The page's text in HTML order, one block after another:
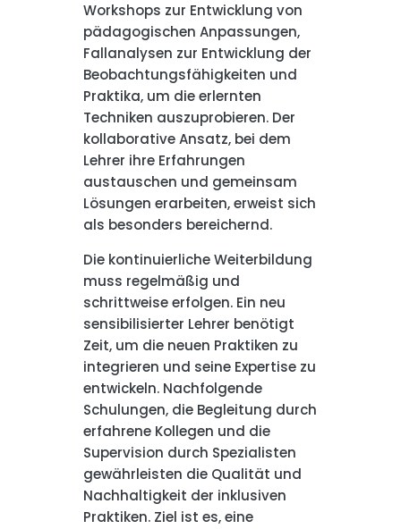
Workshops zur Entwicklung von
pädagogischen Anpassungen,
Fallanalysen zur Entwicklung der
Beobachtungsfähigkeiten und
Praktika, um die erlernten
Techniken auszuprobieren. Der
kollaborative Ansatz, bei dem
Lehrer ihre Erfahrungen
austauschen und gemeinsam
Lösungen erarbeiten, erweist sich
als besonders bereichernd.
Die kontinuierliche Weiterbildung
muss regelmäßig und
schrittweise erfolgen. Ein neu
sensibilisierter Lehrer benötigt
Zeit, um die neuen Praktiken zu
integrieren und seine Expertise zu
entwickeln. Nachfolgende
Schulungen, die Begleitung durch
erfahrene Kollegen und die
Supervision durch Spezialisten
gewährleisten die Qualität und
Nachhaltigkeit der inklusiven
Praktiken. Ziel ist es, eine